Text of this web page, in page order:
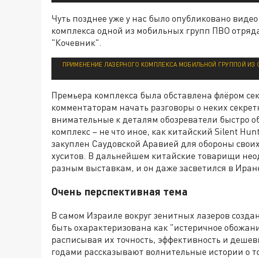
Чуть позднее уже у нас было опубликовано
комплекса одной из мобильных групп ПВО
"Кочевник".
ПРИМЕНЕНИЕ ЛАЗЕРНОГО КОМПЛЕКСА МОБИЛЬНОЙ ГРУППОЙ
Премьера комплекса была обставлена флёром
комментаторам начать разговоры о неких
внимательные к деталям обозреватели быстро
комплекс – не что иное, как китайский Silent
закуплен Саудовской Аравией для обороны
хуситов. В дальнейшем китайские товарищи
разным выставкам, и он даже засветился в
Очень перспективная тема
В самом Израиле вокруг зенитных лазеров
быть охарактеризована как "истеричное
расписывая их точность, эффективность и
годами рассказывают волнительные истории о